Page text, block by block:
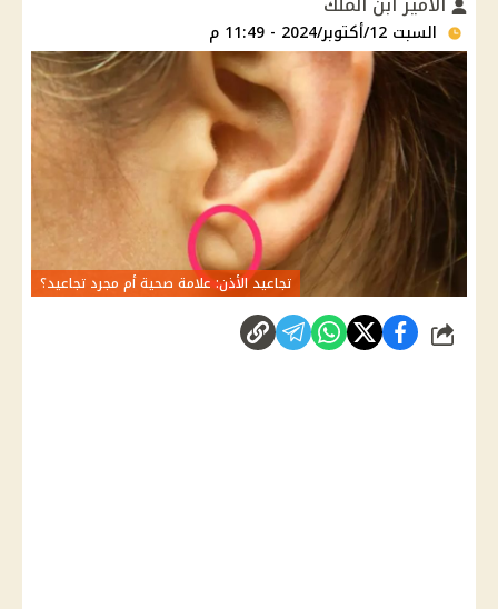
السبت 12/أكتوبر/2024 - 11:49 م
تجاعيد الأذن: علامة صحية أم مجرد تجاعيد؟
شارك